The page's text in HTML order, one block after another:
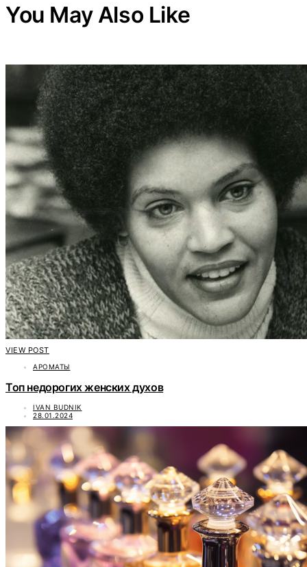
You May Also Like
VIEW POST
АРОМАТЫ
Топ недорогих женских духов
IVAN BUDNIK
28.01.2024